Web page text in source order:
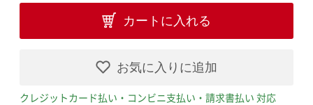
カートに入れる
お気に入りに追加
クレジットカード払い・コンビニ支払い・請求書払い 対応